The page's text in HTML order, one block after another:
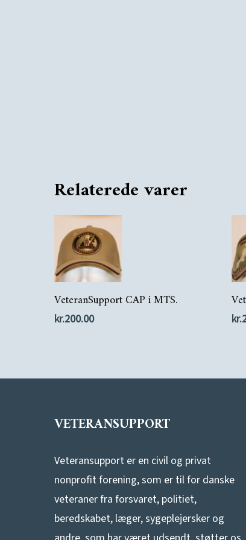
Relaterede varer
Tilføj Til Kurv
VeteranSupport CAP i MTS.
kr.200.00 kr.
VETERANSUPPORT
Veteransupport er en civil og privat
nonprofit forening, som er til for danske
veteraner fra forsvaret, politiet,
beredskabet, læger, sygeplejersker og